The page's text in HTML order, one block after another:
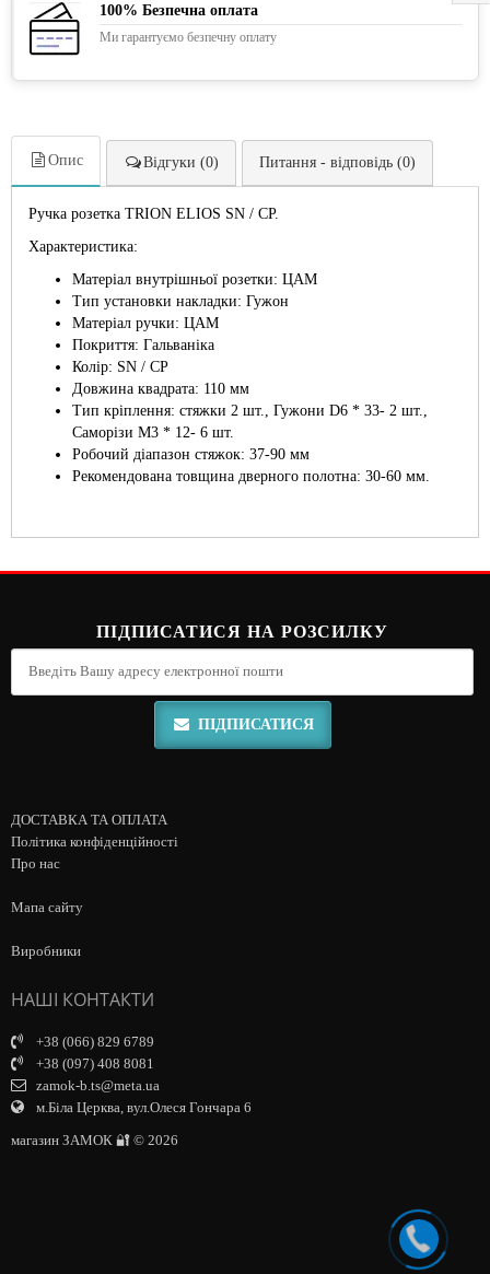
100% Безпечна оплата
Ми гарантуємо безпечну оплату
Опис Відгуки (0) Питання - відповідь (0)
Ручка розетка TRION ELIOS SN / CP.
Характеристика:
Матеріал внутрішньої розетки: ЦАМ
Тип установки накладки: Гужон
Матеріал ручки: ЦАМ
Покриття: Гальваніка
Колір: SN / CP
Довжина квадрата: 110 мм
Тип кріплення: стяжки 2 шт., Гужони D6 * 33- 2 шт.,
Саморізи М3 * 12- 6 шт.
Робочий діапазон стяжок: 37-90 мм
Рекомендована товщина дверного полотна: 30-60 мм.
ПІДПИСАТИСЯ НА РОЗСИЛКУ
ПІДПИСАТИСЯ
ДОСТАВКА ТА ОПЛАТА
Політика конфіденційності
Про нас
Мапа сайту
Виробники
НАШІ КОНТАКТИ
+38 (066) 829 6789
+38 (097) 408 8081
zamok-b.ts@meta.ua
м.Біла Церква, вул.Олеся Гончара 6
магазин ЗАМОК 🔐 © 2026